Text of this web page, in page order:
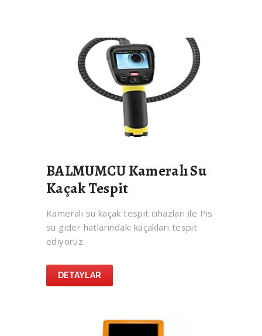
BALMUMCU Kameralı Su
Kaçak Tespit
Kameralı su kaçak tespit cihazları ile Pis
su gider hatlarındaki kaçakları tespit
ediyoruz
DETAYLAR